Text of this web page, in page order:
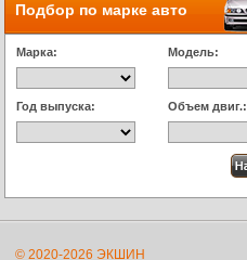
Подбор по марке авто
Марка: Модель:
Год выпуска: Объем двиг.:
© 2020-2026 ЭКШИН